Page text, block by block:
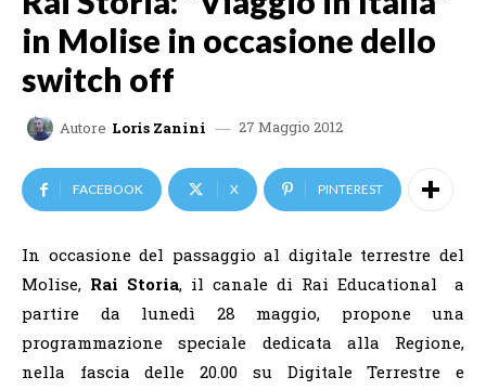
in Molise in occasione dello
switch off
Autore Loris Zanini 27 Maggio 2012
FACEBOOK X PINTEREST
In occasione del passaggio al digitale terrestre del
Molise, Rai Storia, il canale di Rai Educational a
partire da lunedì 28 maggio, propone una
programmazione speciale dedicata alla Regione,
nella fascia delle 20.00 su Digitale Terrestre e